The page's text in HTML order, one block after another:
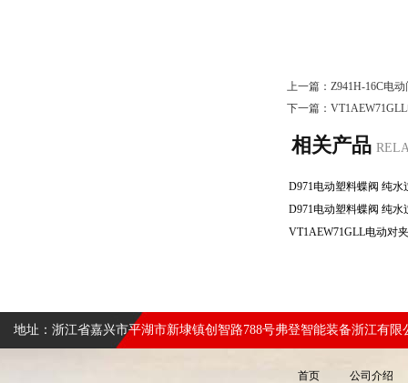
上一篇： Z941H-16C电
下一篇：
相关产品
D971电动塑料蝶阀 纯
地址：浙江省嘉兴市平湖市新埭镇创智路788号弗登智能装备浙江有限
首页 公司介绍